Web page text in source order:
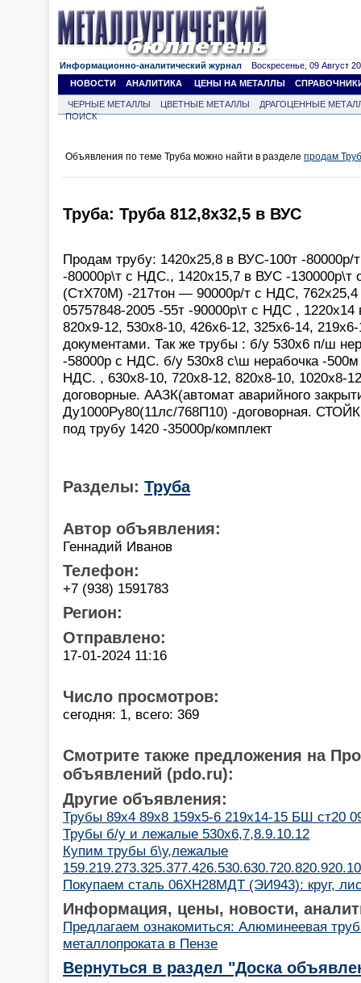
Информационно-аналитический журнал Воскресенье, 09 Август
НОВОСТИ
АНАЛИТИКА ЦЕНЫ НА МЕТАЛЛЫ
ЧЕРНЫЕ МЕТАЛЛЫ ЦВЕТНЫЕ МЕТАЛЛЫ
ДРАГОЦЕННЫЕ
ПОИСК
Объявления по теме Труба можно найти в разделе продам
Труба: Труба 812,8х32,5 в ВУС
Продам трубу: 1420х25,8 в ВУС-100т -
-80000р\т с НДС., 1420х15,7 в ВУС -
(СтХ70М) -217тон — 90000р/т с НДС, 762х25,4
05757848-2005 -55т -90000р\т с НДС , 1220х14
820х9-12, 530х8-10, 426х6-12, 325х6-14,
документами. Так же трубы : б/у 530х6 п/ш
-58000р с НДС. б/у 530х8 с\ш нерабочка -500м
НДС. , 630х8-10, 720х8-12, 820х8-10, 1020х8-
договорные. ААЗК(автомат аварийного
Ду1000Ру80(11лс/768П10) -договорная.
под трубу 1420 -35000р/комплект
Разделы: Труба
Автор объявления:
Геннадий Иванов
Телефон:
+7 (938) 1591783
Регион:
Отправлено:
17-01-2024 11:16
Число просмотров:
сегодня: 1, всего: 369
Смотрите также предложения на
объявлений (pdo.ru):
Другие объявления:
Трубы 89х4 89х8 159х5-6 219х14-15 БШ ст20
Трубы б/у и лежалые 530х6,7,8.9.10.12
Купим трубы б\у,лежалые
Покупаем сталь 06ХН28МДТ (ЭИ943): круг,
Информация, цены, новости,
Предлагаем ознакомиться: Алюминеевая
металлопроката в Пензе
Вернуться в раздел "Доска